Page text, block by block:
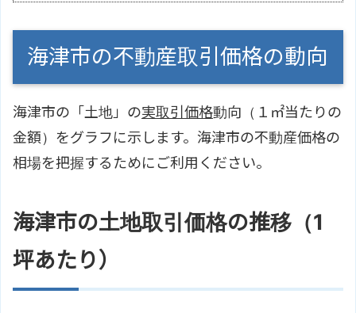
海津市の不動産取引価格の動向
海津市の「土地」の実取引価格動向（１㎡当たりの
金額）をグラフに示します。海津市の不動産価格の
相場を把握するためにご利用ください。
海津市の土地取引価格の推移（1
坪あたり）